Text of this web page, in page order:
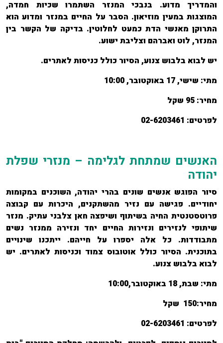
והמדריך מדוע. בנבכי המנזר השתמרו שכיות חמדה,
המוצגות במעין מוזיאון. הסבר על החיים במנזר ומדוע הוא
התרוקן מאנשי הדת כמעט לחלוטין. בדיקה של הקשר בין
המנזר, לוט ואברהם וצליבת ישוע.
יש לבוא בלבוש צנוע, הסיור כולל כניסות לאתרים.
מתי: שישי, 17 באוקטובר, 10:00
מחיר: 95 שקל
לפרטים: 02-6203461
האנשים שמתחת לגלימה – מנזרי שפלת
יהודה
סיור הפוגש אנשים שונים בהרי יהודה, השוכנים במקומות
יחודיים. פגישה עם נזיר מהשתקנים, היכרות עם קבוצה
פרוטסטנטית החיה בשיתוף ושיפצה חאן צלבני עתיק. מנזר
שיתופי לנזירים ונזירות החיים יחד ונזירה ממנזר נשים
מתבודדות. כל אלה יספרו על חייהם. ייתכנו שינויים
בתוכנית. הסיור כולל אוטובוס צמוד וכניסות לאתרים. יש
לבוא בלבוש צנוע.
מתי: שבת, 18 באוקטובר,10:00
מחיר:150 שקל
לפרטים: 02-6203461